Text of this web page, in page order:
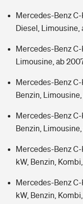
Mercedes-Benz C-
Diesel, Limousine,
Mercedes-Benz C-
Limousine, ab
Mercedes-Benz C-
Benzin,
Mercedes-Benz
Benzin,
Mercedes-Benz C-
kW, Benzin,
Mercedes-Benz C-
kW, Benzin,